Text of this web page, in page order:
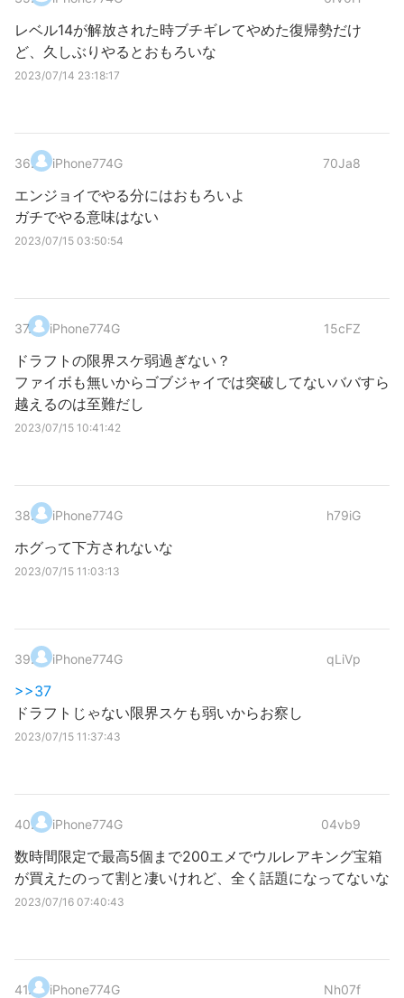
レベル14が解放された時ブチギレてやめた復帰勢だけ
ど、久しぶりやるとおもろいな
2023/07/14 23:18:17
36. iPhone774G 70Ja8
エンジョイでやる分にはおもろいよ
ガチでやる意味はない
2023/07/15 03:50:54
37. iPhone774G 15cFZ
ドラフトの限界スケ弱過ぎない？
ファイボも無いからゴブジャイでは突破してないババすら
越えるのは至難だし
2023/07/15 10:41:42
38. iPhone774G h79iG
ホグって下方されないな
2023/07/15 11:03:13
39. iPhone774G qLiVp
>>37
ドラフトじゃない限界スケも弱いからお察し
2023/07/15 11:37:43
40. iPhone774G 04vb9
数時間限定で最高5個まで200エメでウルレアキング宝箱
が買えたのって割と凄いけれど、全く話題になってないな
2023/07/16 07:40:43
41. iPhone774G Nh07f